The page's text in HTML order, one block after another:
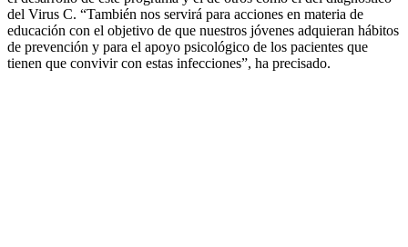
del Virus C. “También nos servirá para acciones en materia de
educación con el objetivo de que nuestros jóvenes adquieran hábitos
de prevención y para el apoyo psicológico de los pacientes que
tienen que convivir con estas infecciones”, ha precisado.